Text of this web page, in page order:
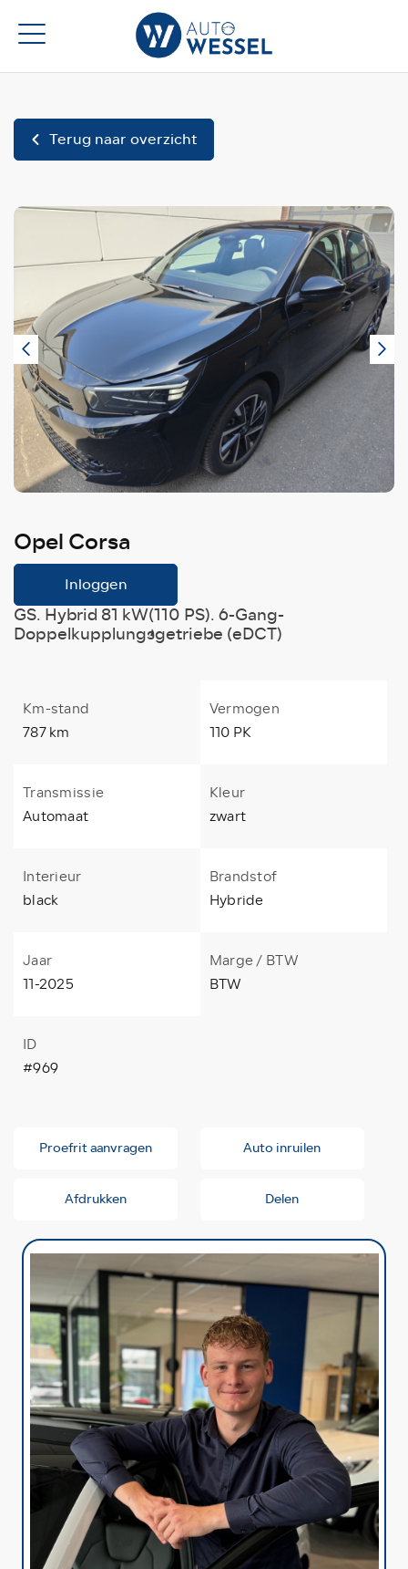
Terug naar overzicht
Opel Corsa
Inloggen
GS. Hybrid 81 kW(110 PS). 6-Gang-
Doppelkupplungsgetriebe (eDCT)
Km-stand
787 km
Vermogen
110 PK
Transmissie
Automaat
Kleur
zwart
Interieur
black
Brandstof
Hybride
Jaar
11-2025
Marge / BTW
BTW
ID
#969
Proefrit aanvragen Auto inruilen
Afdrukken Delen